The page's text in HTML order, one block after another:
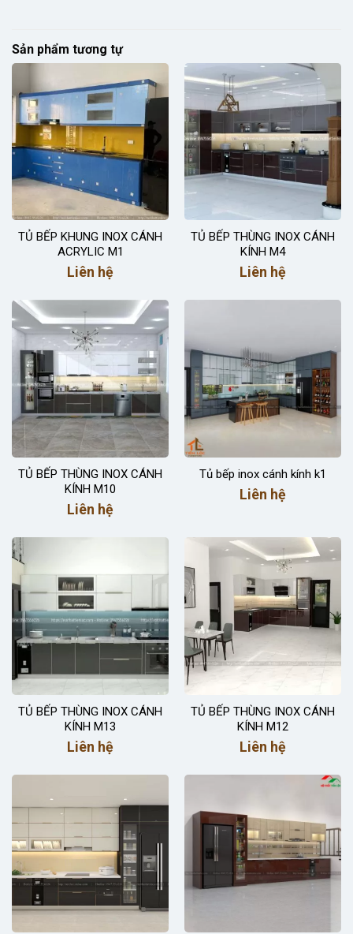
Sản phẩm tương tự
TỦ BẾP KHUNG INOX CÁNH
ACRYLIC M1
Liên hệ
TỦ BẾP THÙNG INOX CÁNH
KÍNH M4
Liên hệ
TỦ BẾP THÙNG INOX CÁNH
KÍNH M10
Liên hệ
Tủ bếp inox cánh kính k1
Liên hệ
TỦ BẾP THÙNG INOX CÁNH
KÍNH M13
Liên hệ
TỦ BẾP THÙNG INOX CÁNH
KÍNH M12
Liên hệ